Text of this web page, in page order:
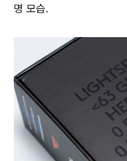
명 모습.